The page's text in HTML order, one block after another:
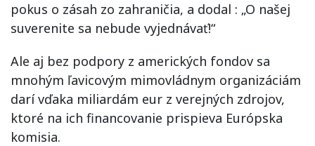
pokus o zásah zo zahraničia, a dodal : „O našej
suverenite sa nebude vyjednávať!“
Ale aj bez podpory z amerických fondov sa
mnohým ľavicovým mimovládnym organizáciám
darí vďaka miliardám eur z verejných zdrojov,
ktoré na ich financovanie prispieva Európska
komisia.